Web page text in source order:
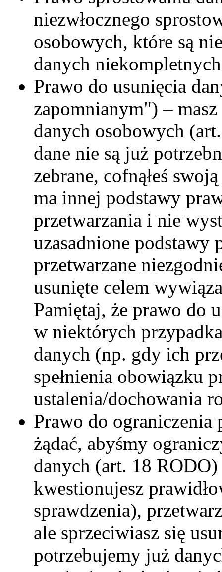
niezwłocznego
osobowych, które są
danych
Prawo do usunięcia
zapomnianym") –
danych osobowych
dane nie są już
zebrane, cofnąłeś
ma innej podstawy
przetwarzania i nie
uzasadnione podstawy
przetwarzane
usunięte celem
Pamiętaj, że prawo do
w niektórych
danych (np. gdy ich
spełnienia obowiązku
ustalenia/dochowania
Prawo do ograniczenia
żądać, abyśmy
danych (art. 18
kwestionujesz
sprawdzenia),
ale sprzeciwiasz się
potrzebujemy już